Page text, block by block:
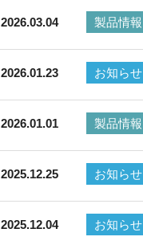
2026.03.04 製品情報
2026.01.23 お知らせ
2026.01.01 製品情報
2025.12.25 お知らせ
2025.12.04 お知らせ